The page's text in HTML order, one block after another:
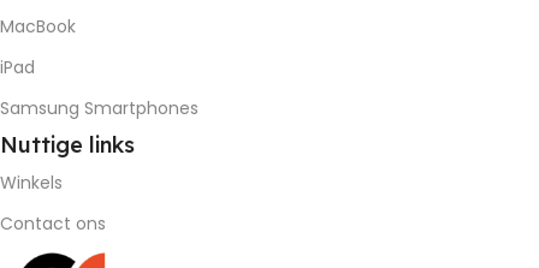
MacBook
iPad
Samsung Smartphones
Nuttige links
Winkels
Contact ons